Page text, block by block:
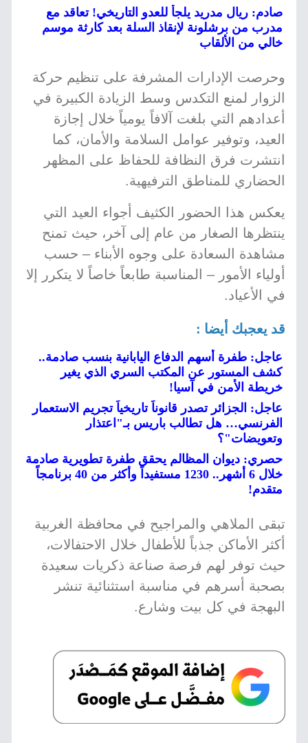
صادم: ريال مدريد يلجأ للعدو التاريخي! تعاقد مع
مدرب من برشلونة لإنقاذ السلة بعد كارثة موسم
خالي من الألقاب
وحرصت الإدارات المشرفة على تنظيم حركة
الزوار لمنع التكدس وسط الزيادة الكبيرة في
أعدادهم التي بلغت آلافاً يومياً خلال إجازة
العيد، وتوفير عوامل السلامة والأمان، كما
انتشرت فرق النظافة للحفاظ على المظهر
الحضاري للمناطق الترفيهية.
يعكس هذا الحضور الكثيف أجواء العيد التي
ينتظرها الصغار من عام إلى آخر، حيث تمنح
مشاهدة السعادة على وجوه الأبناء – حسب
أولياء الأمور – المناسبة طابعاً خاصاً لا يتكرر إلا
في الأعياد.
قد يعجبك أيضا :
عاجل: طفرة أسهم الدفاع اليابانية بنسب صادمة..
كشف المستور عن المكتب السري الذي يغير
خريطة الأمن في آسيا!
عاجل: الجزائر تصدر قانوناً تاريخياً تجريم الاستعمار
الفرنسي… هل تطالب باريس بـ"اعتذار
وتعويضات"؟
حصري: ديوان المظالم يحقق طفرة تطويرية صادمة
خلال 6 أشهر.. 1230 مستفيداً وأكثر من 40 برنامجاً
متقدم!
تبقى الملاهي والمراجيح في محافظة الغربية
أكثر الأماكن جذباً للأطفال خلال الاحتفالات،
حيث توفر لهم فرصة صناعة ذكريات سعيدة
بصحبة أسرهم في مناسبة استثنائية تنشر
البهجة في كل بيت وشارع.